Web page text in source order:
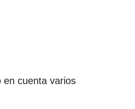
en cuenta varios